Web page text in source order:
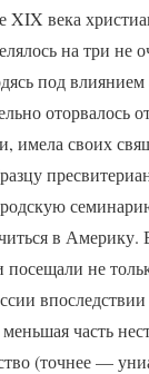
века
на три не
под
оторвалось
имела своих
в
не
часть
(точнее —